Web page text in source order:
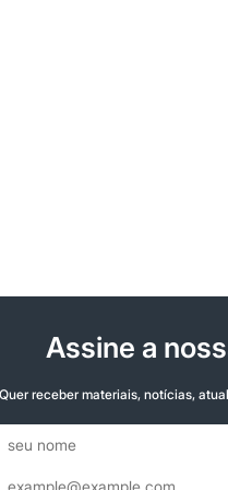
Assine a
Quer receber materiais, notícias,